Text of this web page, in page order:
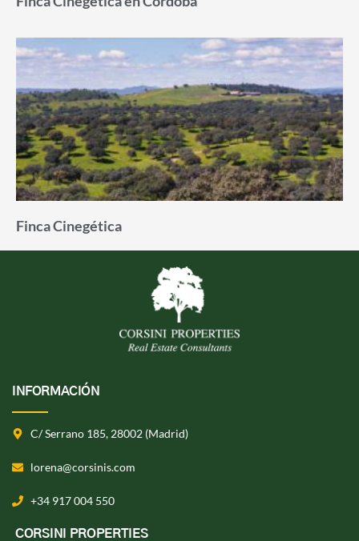
Finca Cinegética
INFORMACIÓN
C/ Serrano 185, 28002 (Madrid)
lorena@corsinis.com
+34 917 004 550
CORSINI PROPERTIES